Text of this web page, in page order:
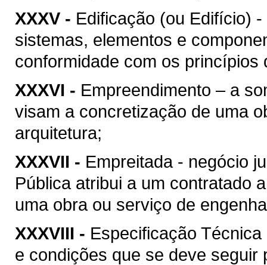
XXXV - Edificação (ou Edifício)
sistemas, elementos e
conformidade com os
XXXVI - Empreendimento – a
visam a concretização de uma
arquitetura;
XXXVII - Empreitada - negócio
Pública atribui a um contratado
uma obra ou serviço de
XXXVIII - Especificação
e condições que se deve seguir